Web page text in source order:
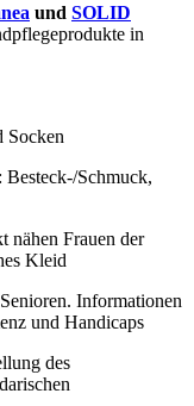
und SOLID
in
Socken
Schmuck,
nähen Frauen der
Kleid
Informationen
und Handicaps
des